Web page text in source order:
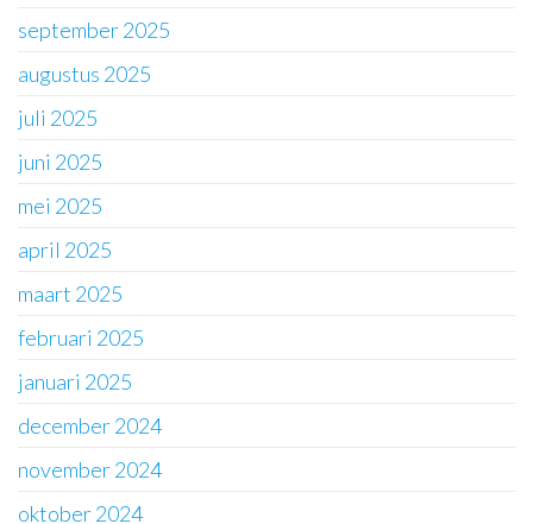
september 2025
augustus 2025
juli 2025
juni 2025
mei 2025
april 2025
maart 2025
februari 2025
januari 2025
december 2024
november 2024
oktober 2024